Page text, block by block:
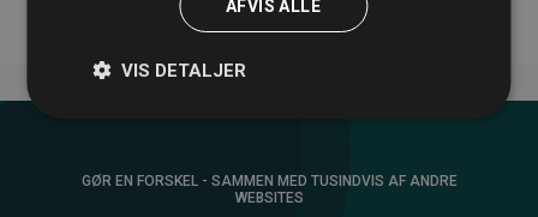
GØR EN FORSKEL - SAMMEN MED TUSINDVIS AF ANDRE
WEBSITES
AFVIS ALLE
VIS DETALJER